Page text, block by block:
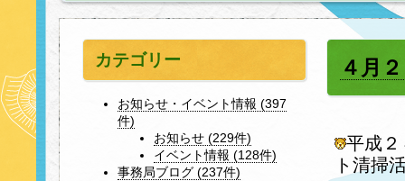
４月
平成２
ト清掃
カテゴリー
お知らせ・イベント情報 (397
件)
お知らせ (229件)
イベント情報 (128件)
事務局ブログ (237件)